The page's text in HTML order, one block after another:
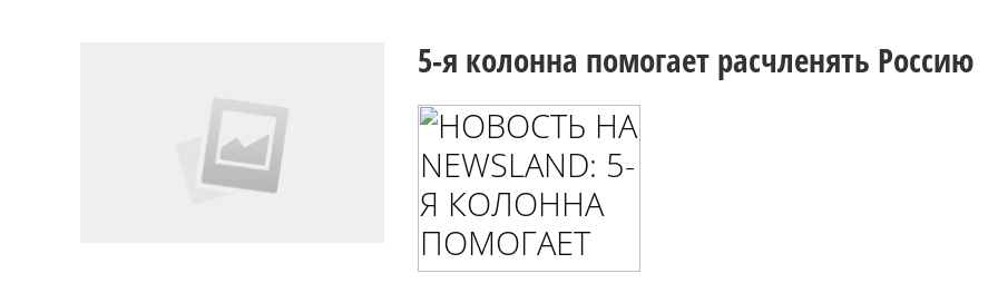
5-я колонна помогает расчленять Россию